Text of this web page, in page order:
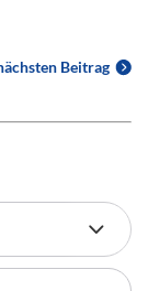
Beitrag